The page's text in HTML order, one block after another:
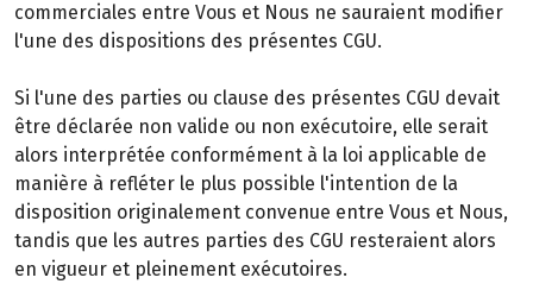
commerciales entre Vous et Nous ne sauraient modifier
l'une des dispositions des présentes CGU.
Si l'une des parties ou clause des présentes CGU devait
être déclarée non valide ou non exécutoire, elle serait
alors interprétée conformément à la loi applicable de
manière à refléter le plus possible l'intention de la
disposition originalement convenue entre Vous et Nous,
tandis que les autres parties des CGU resteraient alors
en vigueur et pleinement exécutoires.